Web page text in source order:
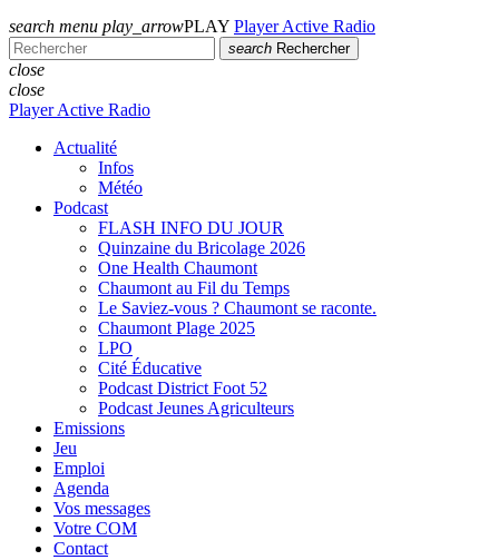
search menu play_arrowPLAY Player Active Radio
search Rechercher
close
close
Player Active Radio
Actualité
Infos
Météo
Podcast
FLASH INFO DU JOUR
Quinzaine du Bricolage 2026
One Health Chaumont
Chaumont au Fil du Temps
Le Saviez-vous ? Chaumont se raconte.
Chaumont Plage 2025
LPO
Cité Éducative
Podcast District Foot 52
Podcast Jeunes Agriculteurs
Emissions
Jeu
Emploi
Agenda
Vos messages
Votre COM
Contact